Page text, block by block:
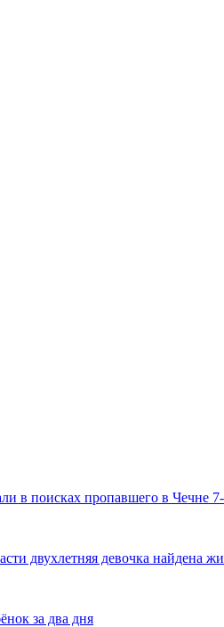
в поисках пропавшего в Чечне
двухлетняя девочка найдена
за два дня